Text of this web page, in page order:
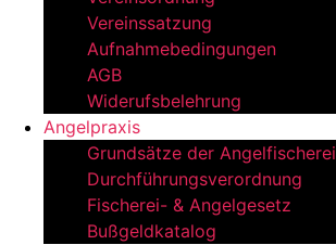
Vereinssatzung
Aufnahmebedingungen
AGB
Widerufsbelehrung
Angelpraxis
Grundsätze der Angelfischerei
Durchführungsverordnung
Fischerei- & Angelgesetz
Bußgeldkatalog